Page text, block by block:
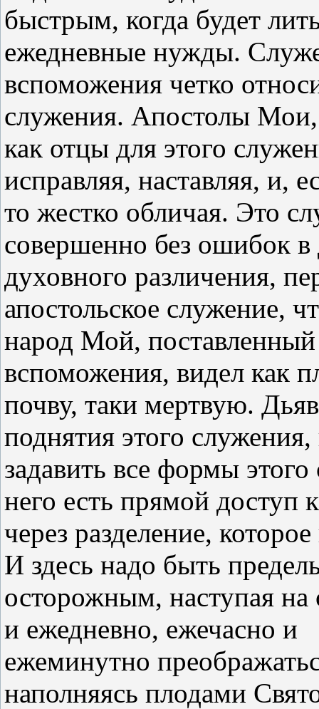
быстрым, когда будет
ежедневные нужды.
вспоможения четко
служения. Апостолы
как отцы для этого
исправляя, наставляя, и,
то жестко обличая. Это
совершенно без ошибок в
духовного различения,
апостольское служение,
народ Мой, поставленный
вспоможения, видел как
почву, таки мертвую.
поднятия этого служения,
задавить все формы
него есть прямой доступ
через разделение,
И здесь надо быть
осторожным, наступая
и ежедневно, ежечасно и
ежеминутно
наполняясь плодами